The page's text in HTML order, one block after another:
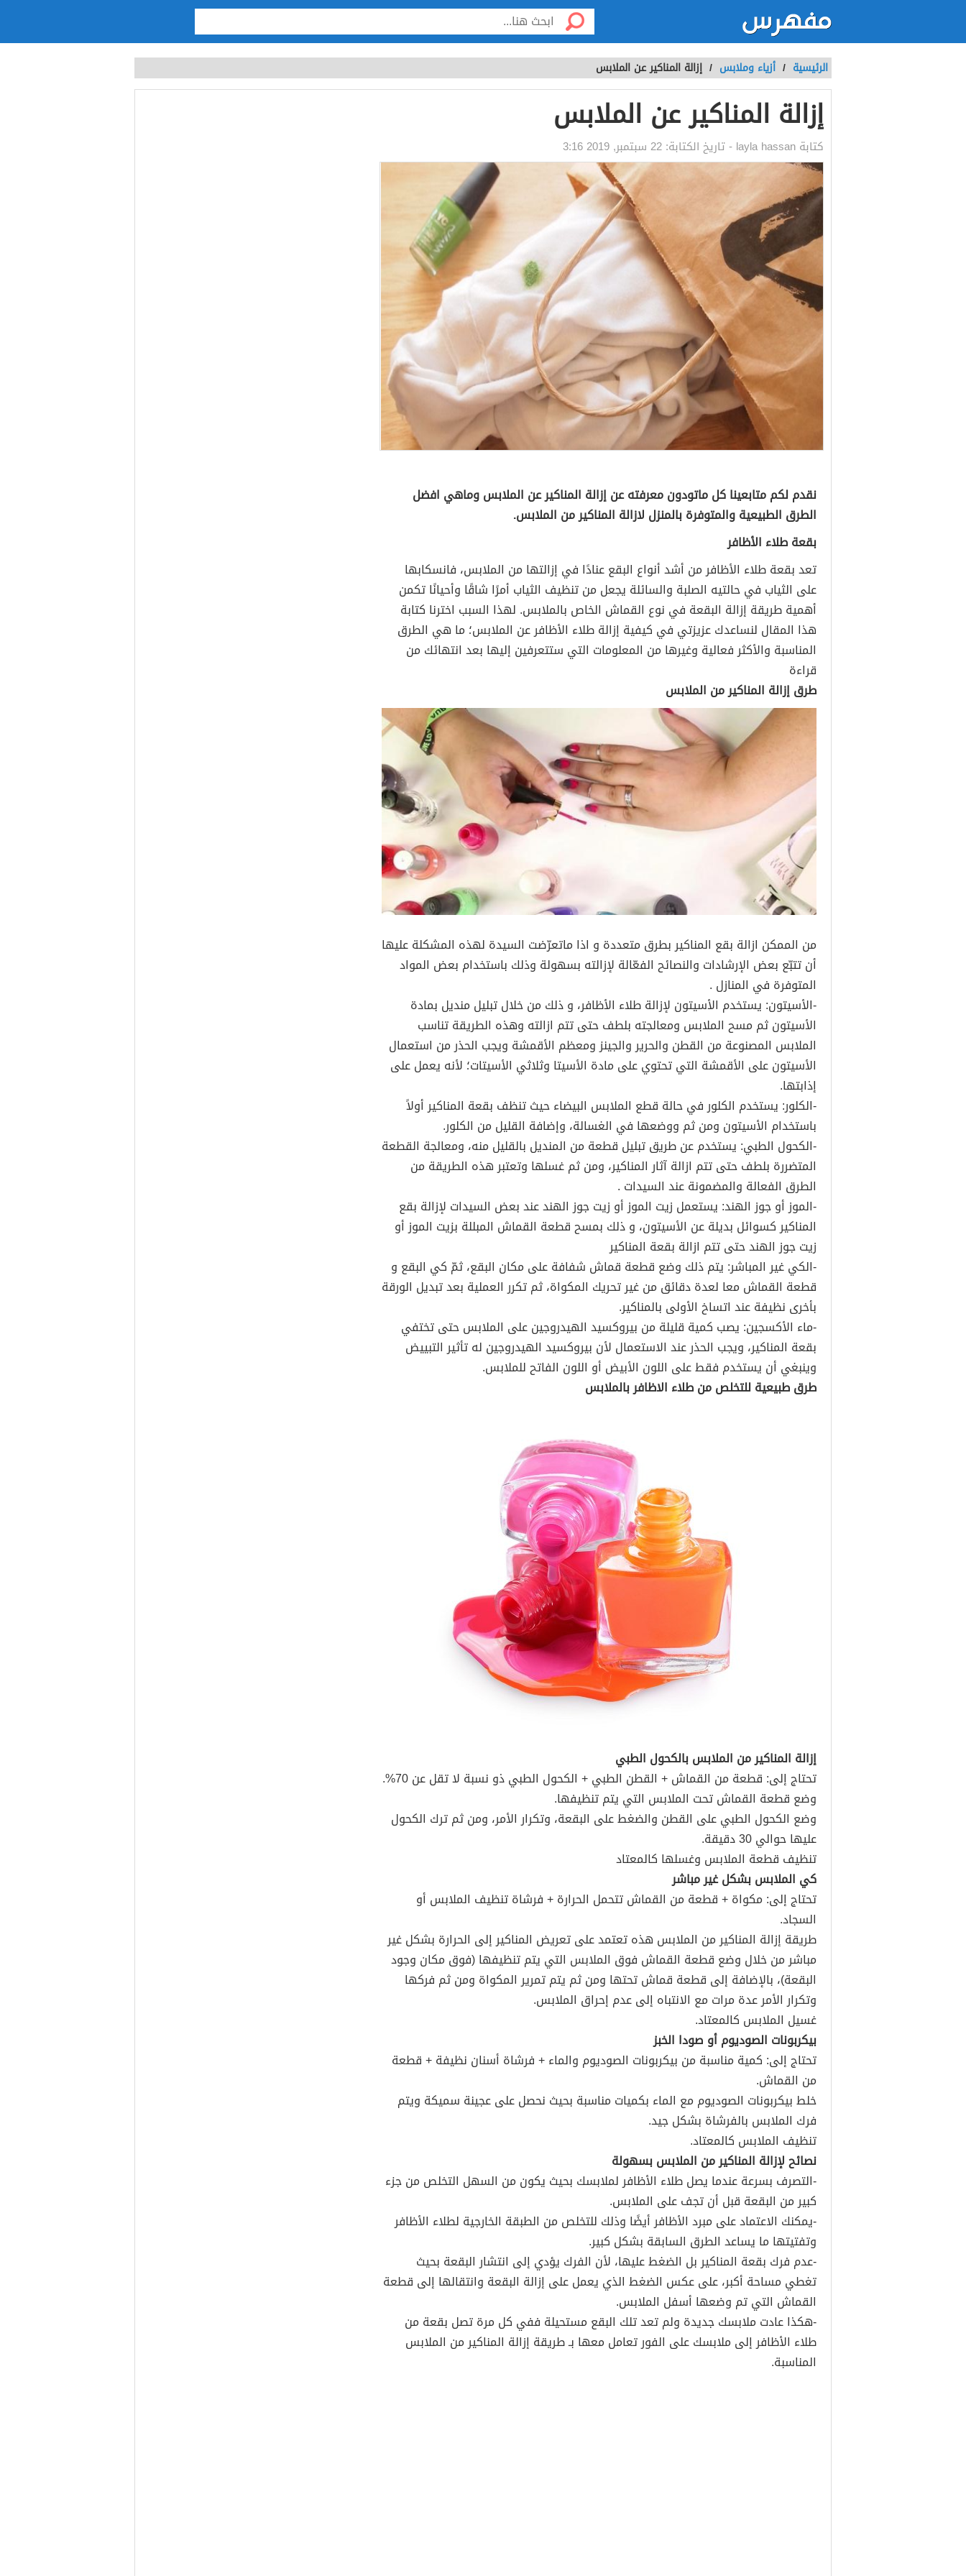
الرئيسية / أزياء وملابس / إزالة المناكير عن الملابس
إزالة المناكير عن الملابس
كتابة layla hassan - تاريخ الكتابة: 22 سبتمبر, 2019 3:16
نقدم لكم متابعينا كل ماتودون معرفته عن إزالة المناكير عن الملابس وماهي افضل
الطرق الطبيعية والمتوفرة بالمنزل لازالة المناكير من الملابس.
بقعة طلاء الأظافر
تعد بقعة طلاء الأظافر من أشد أنواع البقع عنادًا في إزالتها من الملابس، فانسكابها
على الثياب في حالتيه الصلبة والسائلة يجعل من تنظيف الثياب أمرًا شاقًا وأحيانًا تكمن
أهمية طريقة إزالة البقعة في نوع القماش الخاص بالملابس. لهذا السبب اخترنا كتابة
هذا المقال لنساعدك عزيزتي في كيفية إزالة طلاء الأظافر عن الملابس؛ ما هي الطرق
المناسبة والأكثر فعالية وغيرها من المعلومات التي ستتعرفين إليها بعد انتهائك من
قراءة
طرق إزالة المناكير من الملابس
من الممكن ازالة بقع المناكير بطرق متعددة و اذا ماتعرّضت السيدة لهذه المشكلة عليها
أن تتبّع بعض الإرشادات والنصائح الفعّالة لإزالته بسهولة وذلك باستخدام بعض المواد
المتوفرة في المنازل .
-الأسيتون: يستخدم الأسيتون لإزالة طلاء الأظافر، و ذلك من خلال تبليل منديل بمادة
الأسيتون ثم مسح الملابس ومعالجته بلطف حتى تتم ازالته وهذه الطريقة تناسب
الملابس المصنوعة من القطن والحرير والجينز ومعظم الأقمشة ويجب الحذر من استعمال
الأسيتون على الأقمشة التي تحتوي على مادة الأسيتا وثلاثي الأسيتات؛ لأنه يعمل على
إذابتها.
-الكلور: يستخدم الكلور في حالة قطع الملابس البيضاء حيث تنظف بقعة المناكير أولاً
باستخدام الأسيتون ومن ثم ووضعها في الغسالة، وإضافة القليل من الكلور.
-الكحول الطبي: يستخدم عن طريق تبليل قطعة من المنديل بالقليل منه، ومعالجة القطعة
المتضررة بلطف حتى تتم ازالة آثار المناكير، ومن ثم غسلها وتعتبر هذه الطريقة من
الطرق الفعالة والمضمونة عند السيدات .
-الموز أو جوز الهند: يستعمل زيت الموز أو زيت جوز الهند عند بعض السيدات لإزالة بقع
المناكير كسوائل بديلة عن الأسيتون، و ذلك بمسح قطعة القماش المبللة بزيت الموز أو
زيت جوز الهند حتى تتم ازالة بقعة المناكير
-الكي غير المباشر: يتم ذلك وضع قطعة قماش شفافة على مكان البقع، ثمّ كي البقع و
قطعة القماش معا لعدة دقائق من غير تحريك المكواة، ثم تكرر العملية بعد تبديل الورقة
بأخرى نظيفة عند اتساخ الأولى بالمناكير.
-ماء الأكسجين: يصب كمية قليلة من بيروكسيد الهيدروجين على الملابس حتى تختفي
بقعة المناكير، ويجب الحذر عند الاستعمال لأن بيروكسيد الهيدروجين له تأثير التبييض
وينبغي أن يستخدم فقط على اللون الأبيض أو اللون الفاتح للملابس.
طرق طبيعية للتخلص من طلاء الاظافر بالملابس
إزالة المناكير من الملابس بالكحول الطبي
تحتاج إلى: قطعة من القماش + القطن الطبي + الكحول الطبي ذو نسبة لا تقل عن 70%.
وضع قطعة القماش تحت الملابس التي يتم تنظيفها.
وضع الكحول الطبي على القطن والضغط على البقعة، وتكرار الأمر، ومن ثم ترك الكحول
عليها حوالي 30 دقيقة.
تنظيف قطعة الملابس وغسلها كالمعتاد
كي الملابس بشكل غير مباشر
تحتاج إلى: مكواة + قطعة من القماش تتحمل الحرارة + فرشاة تنظيف الملابس أو
السجاد.
طريقة إزالة المناكير من الملابس هذه تعتمد على تعريض المناكير إلى الحرارة بشكل غير
مباشر من خلال وضع قطعة القماش فوق الملابس التي يتم تنظيفها (فوق مكان وجود
البقعة)، بالإضافة إلى قطعة قماش تحتها ومن ثم يتم تمرير المكواة ومن ثم فركها
وتكرار الأمر عدة مرات مع الانتباه إلى عدم إحراق الملابس.
غسيل الملابس كالمعتاد.
بيكربونات الصوديوم أو صودا الخبز
تحتاج إلى: كمية مناسبة من بيكربونات الصوديوم والماء + فرشاة أسنان نظيفة + قطعة
من القماش.
خلط بيكربونات الصوديوم مع الماء بكميات مناسبة بحيث نحصل على عجينة سميكة ويتم
فرك الملابس بالفرشاة بشكل جيد.
تنظيف الملابس كالمعتاد.
نصائح لإزالة المناكير من الملابس بسهولة
-التصرف بسرعة عندما يصل طلاء الأظافر لملابسك بحيث يكون من السهل التخلص من جزء
كبير من البقعة قبل أن تجف على الملابس.
-يمكنك الاعتماد على مبرد الأظافر أيضًا وذلك للتخلص من الطبقة الخارجية لطلاء الأظافر
وتفتيتها ما يساعد الطرق السابقة بشكل كبير.
-عدم فرك بقعة المناكير بل الضغط عليها، لأن الفرك يؤدي إلى انتشار البقعة بحيث
تغطي مساحة أكبر، على عكس الضغط الذي يعمل على إزالة البقعة وانتقالها إلى قطعة
القماش التي تم وضعها أسفل الملابس.
-هكذا عادت ملابسك جديدة ولم تعد تلك البقع مستحيلة ففي كل مرة تصل بقعة من
طلاء الأظافر إلى ملابسك على الفور تعامل معها بـ طريقة إزالة المناكير من الملابس
المناسبة.